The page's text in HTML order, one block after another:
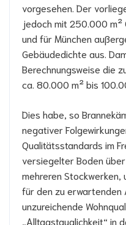
vorgesehen. Der
jedoch mit 250.000 m²
und für München
Gebäudedichte aus.
Berechnungsweise die
ca. 80.000 m² bis
Dies habe, so
negativer
Qualitätsstandards im
versiegelter Boden
mehreren
für den zu erwartenden
unzureichende
„Alltagstauglichkeit“ in